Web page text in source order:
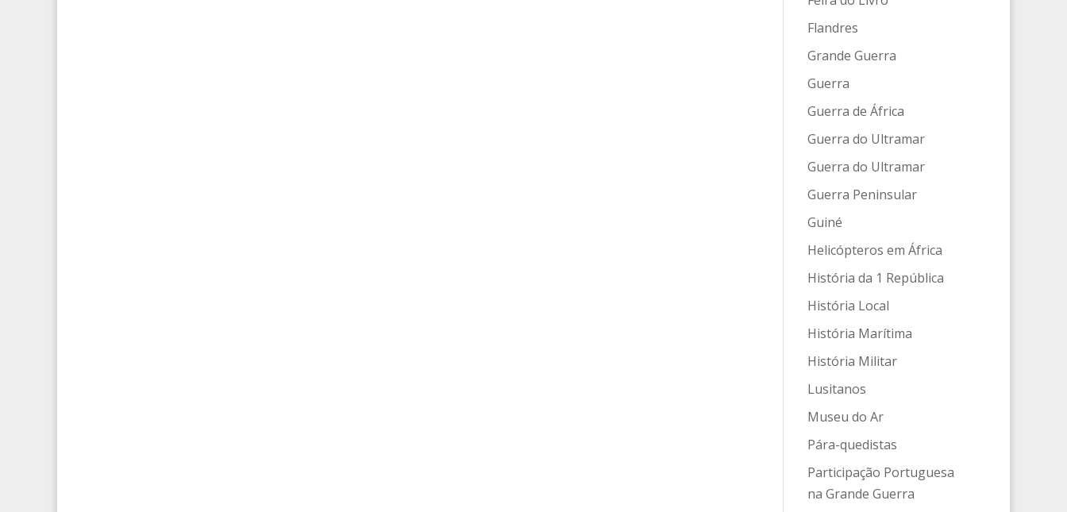
Flandres
Grande Guerra
Guerra
Guerra de África
Guerra do Ultramar
Guerra do Ultramar
Guerra Peninsular
Guiné
Helicópteros em África
História da 1 República
História Local
História Marítima
História Militar
Lusitanos
Museu do Ar
Pára-quedistas
Participação Portuguesa
na Grande Guerra